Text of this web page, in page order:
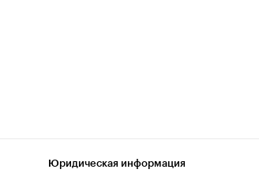
Юридическая информация